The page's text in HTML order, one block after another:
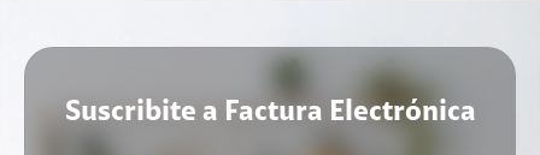
Suscribite a Factura Electrónica